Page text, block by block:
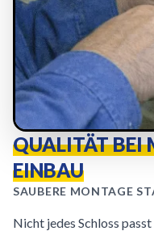
QUALITÄT BEI
EINBAU
SAUBERE MONTAGE
Nicht jedes Schloss